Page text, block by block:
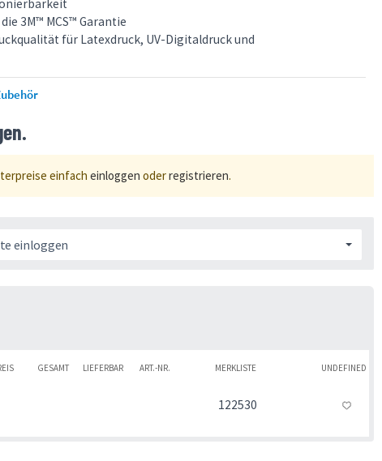
3M™ MCS™ Garantie
für Latexdruck, UV-Digitaldruck und
einfach einloggen oderregistrieren.
einloggen
GESAMT LIEFERBAR ART.-NR. MERKLISTE
122530
UNDEFINED